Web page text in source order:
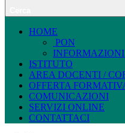
HOME
PON
INFORMAZIONI
ISTITUTO
AREA DOCENTI /
OFFERTA
COMUNICAZIONI
SERVIZI ONLINE
CONTATTACI